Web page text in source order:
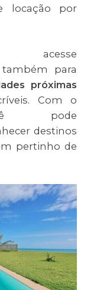
locação por
também para
próximas
Com o
pode
destinos
pertinho de